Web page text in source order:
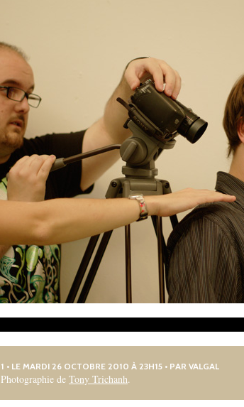
1 • LE MARDI 26 OCTOBRE 2010 À 23H15 • PAR VALGAL
Photographie de Tony Trichanh.